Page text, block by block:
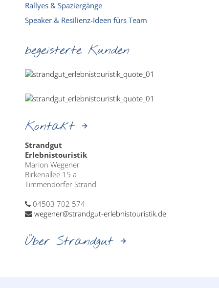
Rallyes & Spaziergänge
Speaker & Resilienz-Ideen fürs Team
begeisterte Kunden
Kontakt
Strandgut
Erlebnistouristik
Marion Wegener
Birkenallee 15 a
Timmendorfer Strand
04503 702 574
wegener@strandgut-erlebnistouristik.de
Über Strandgut